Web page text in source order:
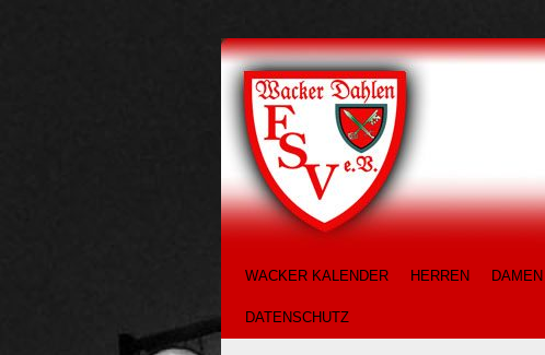
WACKER KALENDER HERREN DAMEN
DATENSCHUTZ